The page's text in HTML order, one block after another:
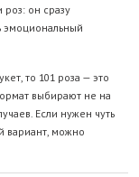
он сразу
эмоциональный
то 101 роза — это
выбирают не на
Если нужен чуть
вариант, можно